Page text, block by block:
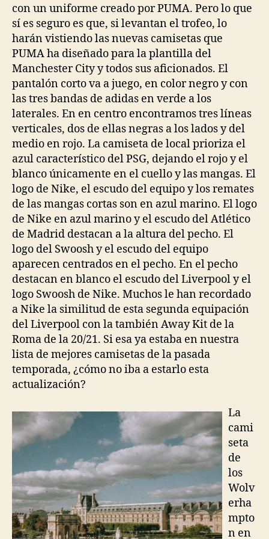
con un uniforme creado por PUMA. Pero lo que
sí es seguro es que, si levantan el trofeo, lo
harán vistiendo las nuevas camisetas que
PUMA ha diseñado para la plantilla del
Manchester City y todos sus aficionados. El
pantalón corto va a juego, en color negro y con
las tres bandas de adidas en verde a los
laterales. En en centro encontramos tres líneas
verticales, dos de ellas negras a los lados y del
medio en rojo. La camiseta de local prioriza el
azul característico del PSG, dejando el rojo y el
blanco únicamente en el cuello y las mangas. El
logo de Nike, el escudo del equipo y los remates
de las mangas cortas son en azul marino. El logo
de Nike en azul marino y el escudo del Atlético
de Madrid destacan a la altura del pecho. El
logo del Swoosh y el escudo del equipo
aparecen centrados en el pecho. En el pecho
destacan en blanco el escudo del Liverpool y el
logo Swoosh de Nike. Muchos le han recordado
a Nike la similitud de esta segunda equipación
del Liverpool con la también Away Kit de la
Roma de la 20/21. Si esa ya estaba en nuestra
lista de mejores camisetas de la pasada
temporada, ¿cómo no iba a estarlo esta
actualización?
La
cami
seta
de
los
Wolv
erha
mpto
n en